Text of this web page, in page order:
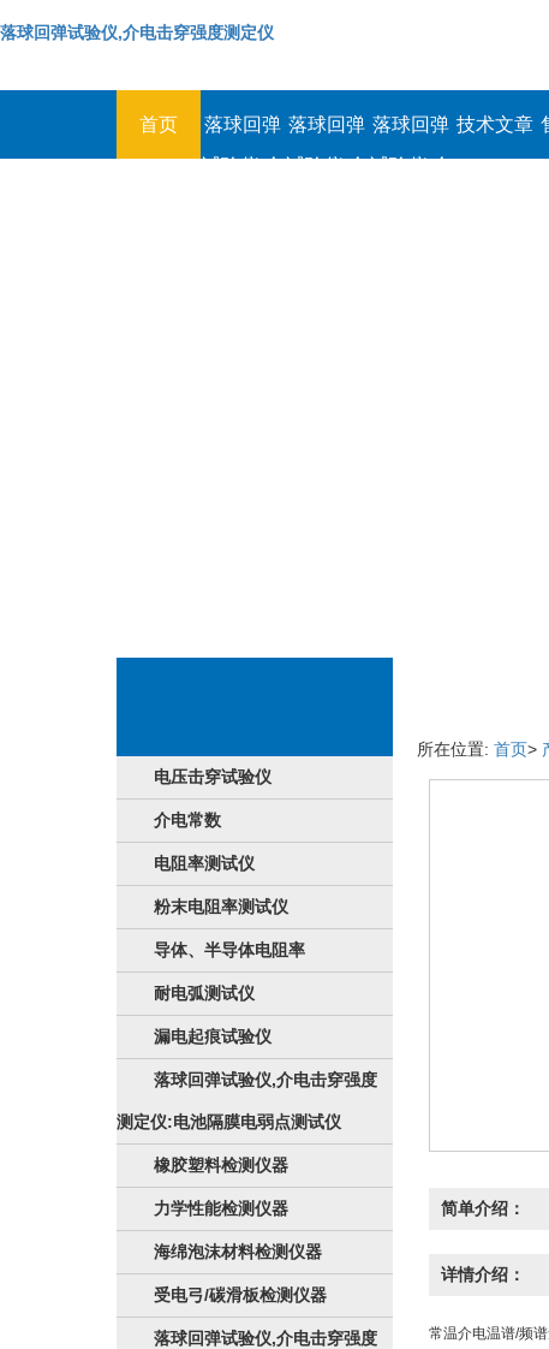
落球回弹试验仪,介电击穿强度测定仪
首页
落球回弹
试验仪,介
落球回弹
试验仪,介
落球回弹
试验仪,介
技术文章
电压击穿试验仪
介电常数
电阻率测试仪
粉末电阻率测试仪
导体、半导体电阻率
耐电弧测试仪
漏电起痕试验仪
落球回弹试验仪,介电击穿强度
测定仪:电池隔膜电弱点测试仪
橡胶塑料检测仪器
力学性能检测仪器
海绵泡沫材料检测仪器
受电弓/碳滑板检测仪器
落球回弹试验仪,介电击穿强度
所在位置: 首页>
简单介绍：
详情介绍：
常温介电温谱/频